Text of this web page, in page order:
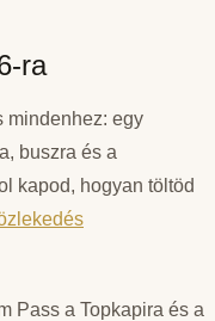
ra
mindenhez: egy
buszra és a
kapod, hogyan töltöd
Pass a Topkapira és a